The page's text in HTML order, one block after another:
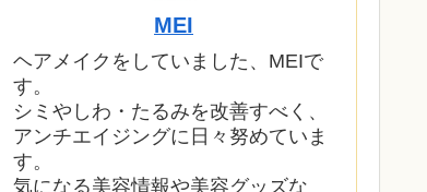
MEI
ヘアメイクをしていました、MEIで
す。
シミやしわ・たるみを改善すべく、
アンチエイジングに日々努めていま
す。
気になる美容情報や美容グッズな